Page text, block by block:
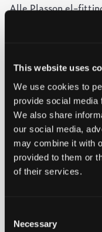
This website uses
We use cookies to
provide social media
We also share
our social media,
may combine it with
provided to them or
of their services.
Selection
Necessary
Alle Plasson el-
stregkode til brug
sikrer sporbarhed
enkelte stykke
Ulefos anbefaler at
montører med
-
antal
+